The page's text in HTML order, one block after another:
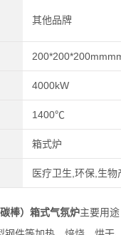
其他品牌
4000kW
1400℃
箱式炉
医疗卫生,环保,生物
棒）箱式气氛炉主要用